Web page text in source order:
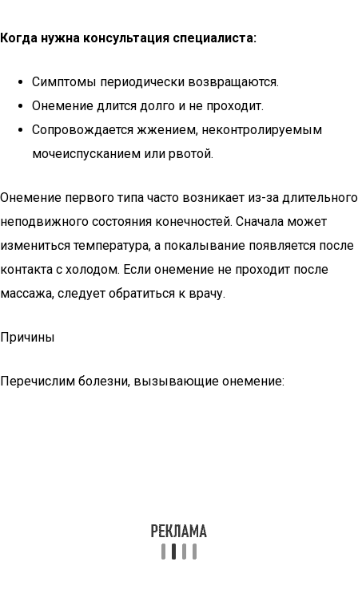
Когда нужна консультация специалиста:
Симптомы периодически возвращаются.
Онемение длится долго и не проходит.
Сопровождается жжением, неконтролируемым
мочеиспусканием или рвотой.
Онемение первого типа часто возникает из-за длительного
неподвижного состояния конечностей. Сначала может
измениться температура, а покалывание появляется после
контакта с холодом. Если онемение не проходит после
массажа, следует обратиться к врачу.
Причины
Перечислим болезни, вызывающие онемение: